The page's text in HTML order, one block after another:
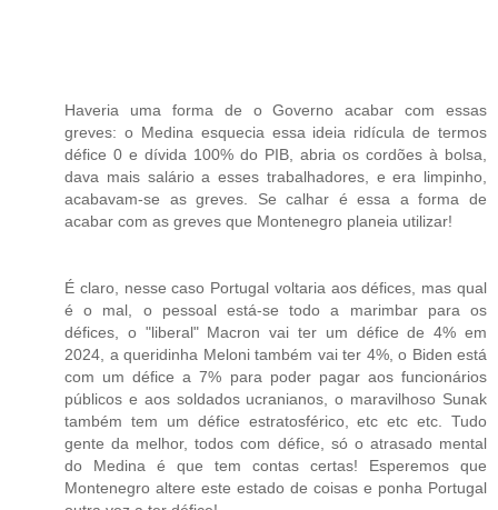
Haveria uma forma de o Governo acabar com essas
greves: o Medina esquecia essa ideia ridícula de termos
défice 0 e dívida 100% do PIB, abria os cordões à bolsa,
dava mais salário a esses trabalhadores, e era limpinho,
acabavam-se as greves. Se calhar é essa a forma de
acabar com as greves que Montenegro planeia utilizar!
É claro, nesse caso Portugal voltaria aos défices, mas qual
é o mal, o pessoal está-se todo a marimbar para os
défices, o "liberal" Macron vai ter um défice de 4% em
2024, a queridinha Meloni também vai ter 4%, o Biden está
com um défice a 7% para poder pagar aos funcionários
públicos e aos soldados ucranianos, o maravilhoso Sunak
também tem um défice estratosférico, etc etc etc. Tudo
gente da melhor, todos com défice, só o atrasado mental
do Medina é que tem contas certas! Esperemos que
Montenegro altere este estado de coisas e ponha Portugal